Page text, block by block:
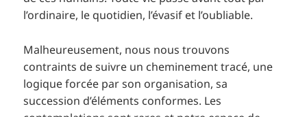
l’ordinaire, le quotidien, l’évasif et l’oubliable.
Malheureusement, nous nous trouvons
contraints de suivre un cheminement tracé, une
logique forcée par son organisation, sa
succession d’éléments conformes. Les